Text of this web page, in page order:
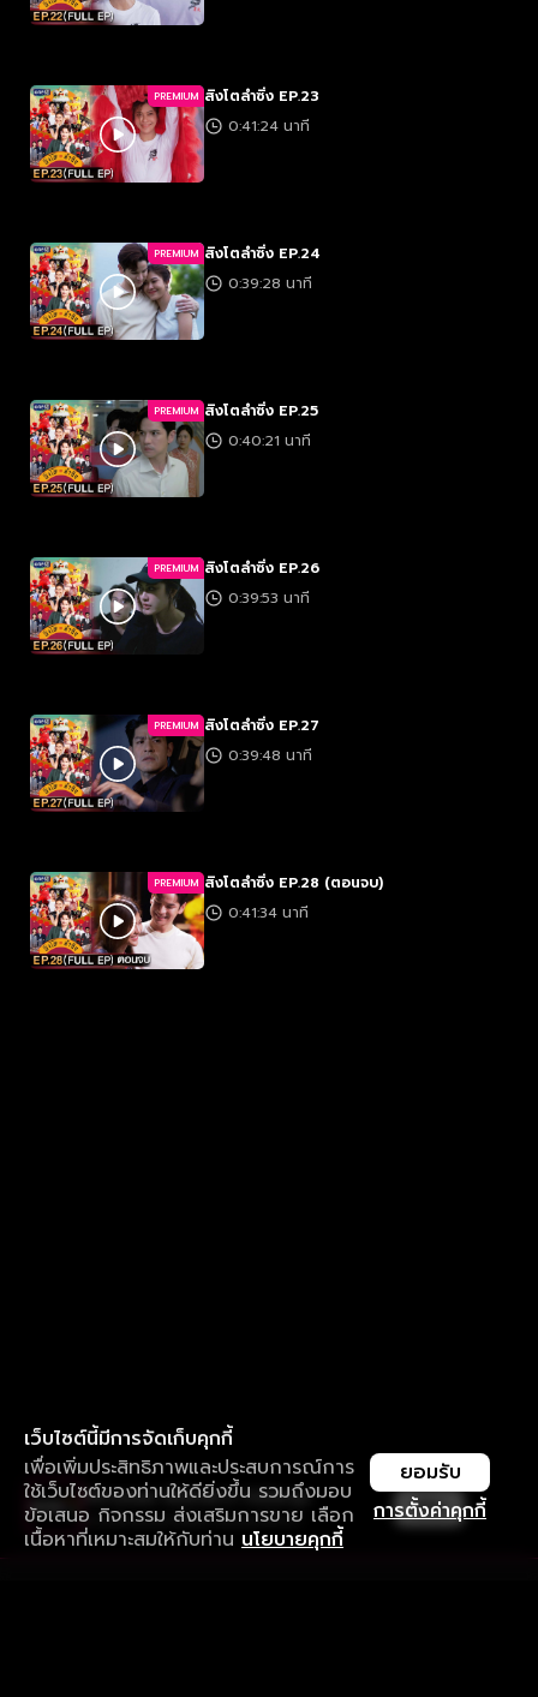
PREMIUM สิงโตลำซิ่ง EP.23
0:41:24 นาที
PREMIUM สิงโตลำซิ่ง EP.24
0:39:28 นาที
PREMIUM สิงโตลำซิ่ง EP.25
0:40:21 นาที
PREMIUM สิงโตลำซิ่ง EP.26
0:39:53 นาที
PREMIUM สิงโตลำซิ่ง EP.27
0:39:48 นาที
PREMIUM สิงโตลำซิ่ง EP.28 (ตอนจบ)
0:41:34 นาที
เว็บไซต์นี้มีการจัดเก็บคุกกี้
เพื่อเพิ่มประสิทธิภาพและประสบการณ์การ
ใช้เว็บไซต์ของท่านให้ดียิ่งขึ้น รวมถึงมอบ
ข้อเสนอ กิจกรรม ส่งเสริมการขาย เลือก
เนื้อหาที่เหมาะสมให้กับท่าน นโยบายคุกกี้
การตั้งค่าคุกกี้
ยอมรับ
ใช้งานแอป ลื่นไหลกว่า ไม่มีสะดุด
ดาวน์โหลดแอปเพื่อการรับชมที่ดีกว่า เปิด